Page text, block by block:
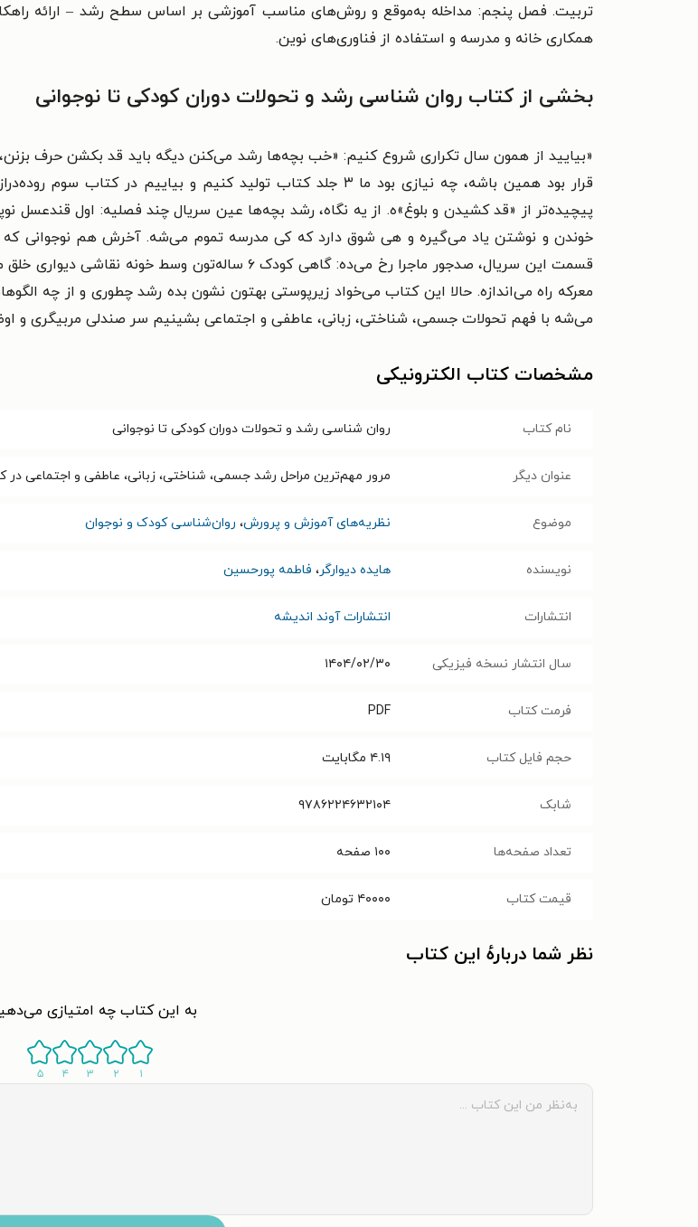
تربیت. فصل پنجم: مداخله به‌موقع و روش‌های مناسب آموزشی بر اساس سطح رشد – ارائه
همکاری خانه و مدرسه و استفاده از فناوری‌های نوین.
بخشی از کتاب روان شناسی رشد و تحولات دوران کودکی تا نوجوانی
«بیایید از همون سال تکراری شروع کنیم: «خب بچه‌ها رشد می‌کنن دیگه باید قد بکشن حرف
قرار بود همین باشه، چه نیازی بود ما ۳ جلد کتاب تولید کنیم و
پیچیده‌تر از «قد کشیدن و بلوغ»ه. از یه نگاه، رشد بچه‌ها عین سریال چند فصلیه: اول
خوندن و نوشتن یاد می‌گیره و هی شوق دارد که کی مدرسه تموم می‌شه. آخرش هم نوجوانی
معرکه راه می‌اندازه. حالا این کتاب می‌خواد زیرپوستی بهتون نشون بده رشد چطوری و از چه
می‌شه با فهم تحولات جسمی، شناختی، زبانی، عاطفی و اجتماعی بشینیم سر صندلی مربیگری و
مشخصات کتاب الکترونیکی
نام کتاب روان شناسی رشد و تحولات دوران کودکی تا نوجوانی
عنوان دیگر مرور مهم‌ترین مراحل رشد جسمی، شناختی، زبانی، عاطفی و اجتماعی در
موضوع نظریه‌های آموزش و پرورش، روان‌شناسی کودک و نوجوان
نویسنده هایده دیوارگر، فاطمه پورحسین
انتشارات انتشارات آوند اندیشه
سال انتشار نسخه فیزیکی ۱۴۰۴/۰۲/۳۰
فرمت کتاب PDF
حجم فایل کتاب ۴.۱۹ مگابایت
شابک ۹۷۸۶۲۲۴۶۳۲۱۰۴
تعداد صفحه‌ها ۱۰۰ صفحه
قیمت کتاب ۴۰۰۰۰ تومان
نظر شما دربارهٔ این کتاب
به این کتاب چه امتیازی
۱ ۲ ۳ ۴ ۵